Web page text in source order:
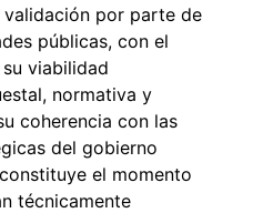
por parte de
públicas, con el
viabilidad
normativa y
coherencia con las
del gobierno
el momento
técnicamente